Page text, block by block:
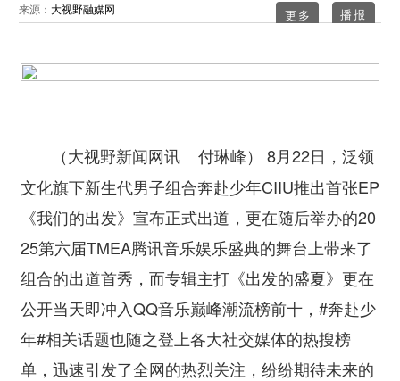
来源： 大视野融媒网 更多
（大视野新闻网讯 付琳峰） 8月22日，泛领
文化旗下新生代男子组合奔赴少年CIIU推出首张EP
《我们的出发》宣布正式出道，更在随后举办的20
25第六届TMEA腾讯音乐娱乐盛典的舞台上带来了
组合的出道首秀，而专辑主打《出发的盛夏》更在
公开当天即冲入QQ音乐巅峰潮流榜前十，#奔赴少
年#相关话题也随之登上各大社交媒体的热搜榜
单，迅速引发了全网的热烈关注，纷纷期待未来的